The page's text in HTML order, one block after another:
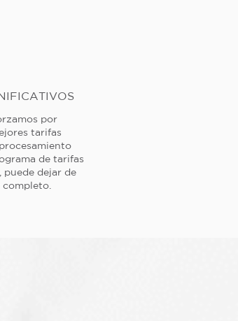
por
tarifas
de tarifas
puede dejar de
completo.